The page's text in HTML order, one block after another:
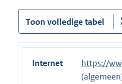
Toon volledige tabel
Internet
E
x
https://